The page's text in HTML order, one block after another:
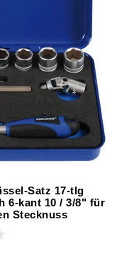
Satz 17-tlg
6-kant 10 / 3/8" für
Stecknuss